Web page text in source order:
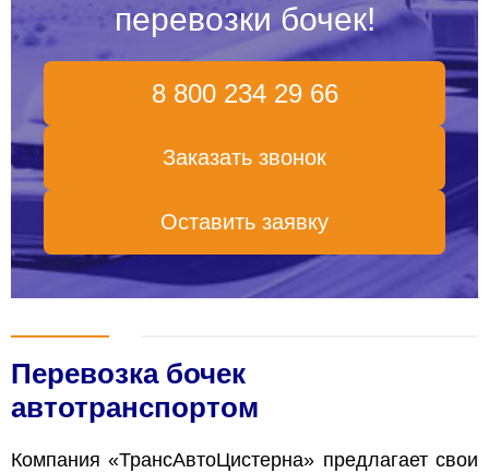
перевозки бочек!
8 800 234 29 66
Заказать звонок
Оставить заявку
Перевозка бочек
автотранспортом
Компания «ТрансАвтоЦистерна» предлагает свои